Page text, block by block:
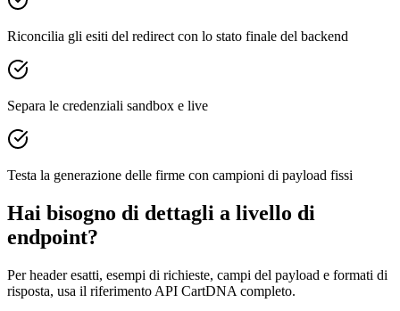
Riconcilia gli esiti del redirect con lo stato finale del backend
Separa le credenziali sandbox e live
Testa la generazione delle firme con campioni di payload fissi
Hai bisogno di dettagli a livello di
endpoint?
Per header esatti, esempi di richieste, campi del payload e formati di
risposta, usa il riferimento API CartDNA completo.